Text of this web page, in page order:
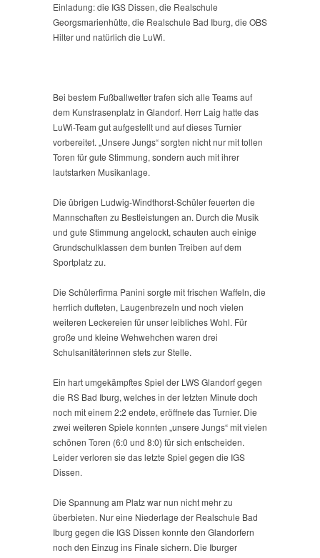
Einladung: die IGS Dissen, die Realschule
Georgsmarienhütte, die Realschule Bad Iburg, die OBS
Hilter und natürlich die LuWi.
Bei bestem Fußballwetter trafen sich alle Teams auf
dem Kunstrasenplatz in Glandorf. Herr Laig hatte das
LuWi-Team gut aufgestellt und auf dieses Turnier
vorbereitet. „Unsere Jungs“ sorgten nicht nur mit tollen
Toren für gute Stimmung, sondern auch mit ihrer
lautstarken Musikanlage.
Die übrigen Ludwig-Windthorst-Schüler feuerten die
Mannschaften zu Bestleistungen an. Durch die Musik
und gute Stimmung angelockt, schauten auch einige
Grundschulklassen dem bunten Treiben auf dem
Sportplatz zu.
Die Schülerfirma Panini sorgte mit frischen Waffeln, die
herrlich dufteten, Laugenbrezeln und noch vielen
weiteren Leckereien für unser leibliches Wohl. Für
große und kleine Wehwehchen waren drei
Schulsanitäterinnen stets zur Stelle.
Ein hart umgekämpftes Spiel der LWS Glandorf gegen
die RS Bad Iburg, welches in der letzten Minute doch
noch mit einem 2:2 endete, eröffnete das Turnier. Die
zwei weiteren Spiele konnten „unsere Jungs“ mit vielen
schönen Toren (6:0 und 8:0) für sich entscheiden.
Leider verloren sie das letzte Spiel gegen die IGS
Dissen.
Die Spannung am Platz war nun nicht mehr zu
überbieten. Nur eine Niederlage der Realschule Bad
Iburg gegen die IGS Dissen konnte den Glandorfern
noch den Einzug ins Finale sichern. Die Iburger